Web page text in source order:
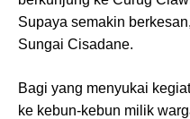
Supaya semakin
Sungai Cisadane.
Bagi yang menyukai
ke kebun-kebun milik